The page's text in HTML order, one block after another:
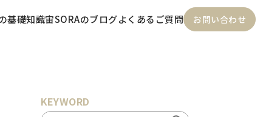
基礎知識宙SORAのブログよくあるご質問 お問い合わせ
KEYWORD